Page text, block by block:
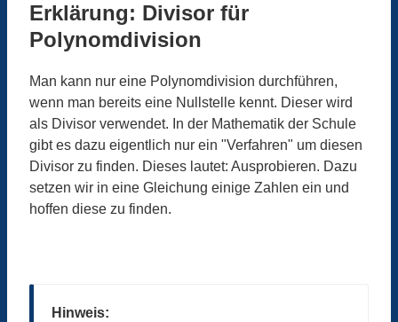
Erklärung: Divisor für
Polynomdivision
Man kann nur eine Polynomdivision durchführen,
wenn man bereits eine Nullstelle kennt. Dieser wird
als Divisor verwendet. In der Mathematik der Schule
gibt es dazu eigentlich nur ein "Verfahren" um diesen
Divisor zu finden. Dieses lautet: Ausprobieren. Dazu
setzen wir in eine Gleichung einige Zahlen ein und
hoffen diese zu finden.
Hinweis: